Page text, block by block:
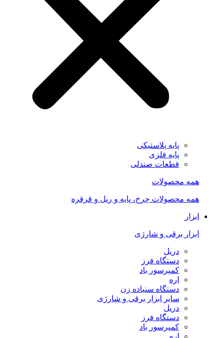
پایه پلاستیکی
پایه فلزی
قطعات صندلی
همه محصولات
همه محصولات چرخ، پایه و ریل و قرقره
ابزار
ابزار برقی و شارژی
دریل
دستگاه فرز
کمپرسور باد
اره
دستگاه سنباده زن
سایر ابزار برقی و شارژی
دریل
دستگاه فرز
کمپرسور باد
اره